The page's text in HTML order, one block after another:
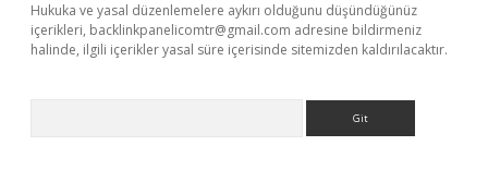
Hukuka ve yasal düzenlemelere aykırı olduğunu düşündüğünüz
içerikleri, backlinkpanelicomtr@gmail.com adresine bildirmeniz
halinde, ilgili içerikler yasal süre içerisinde sitemizden kaldırılacaktır.